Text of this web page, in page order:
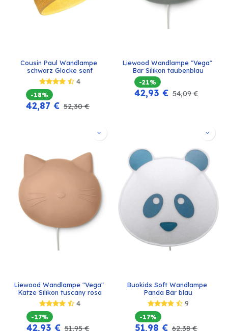
Cousin Paul Wandlampe
schwarz Glocke senf
4
-18%
42,87 € 52,30€
Liewood Wandlampe "Vega"
Bär Silikon taubenblau
-21%
42,93 € 54,09€
Liewood Wandlampe "Vega"
Katze Silikon tuscany rosa
4
-17%
42,93 € 51,95€
Buokids Soft Wandlampe
Panda Bär blau
9
-17%
51,98 € 62,38€